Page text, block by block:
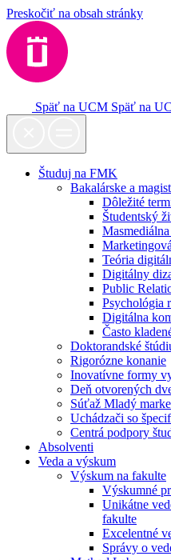
Preskočiť na obsah stránky
Späť na UCM Späť na
Študuj na FMK
Bakalárske a
Dôležité
Študentský
Teória
Digitálny
Public
Psychológia
Digitálna
Často
Doktorandské
Rigorózne konanie
Inovatívne formy
Deň otvorených
Súťaž Mladý
Uchádzači so
Centrá podpory
Absolventi
Veda a výskum
Výskum na fakulte
Výskumné
Unikátne
fakulte
Excelentné
Správy o